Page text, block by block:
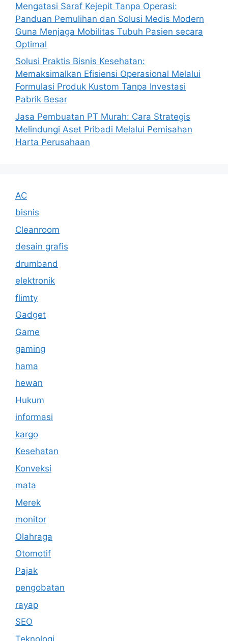
Mengatasi Saraf Kejepit Tanpa Operasi:
Panduan Pemulihan dan Solusi Medis Modern
Guna Menjaga Mobilitas Tubuh Pasien secara
Optimal
Solusi Praktis Bisnis Kesehatan:
Memaksimalkan Efisiensi Operasional Melalui
Formulasi Produk Kustom Tanpa Investasi
Pabrik Besar
Jasa Pembuatan PT Murah: Cara Strategis
Melindungi Aset Pribadi Melalui Pemisahan
Harta Perusahaan
AC
bisnis
Cleanroom
desain grafis
drumband
elektronik
flimty
Gadget
Game
gaming
hama
hewan
Hukum
informasi
kargo
Kesehatan
Konveksi
mata
Merek
monitor
Olahraga
Otomotif
Pajak
pengobatan
rayap
SEO
Teknologi